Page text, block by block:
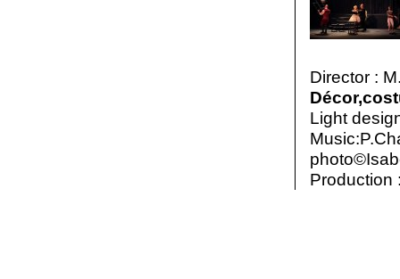
Director :
Light
Production